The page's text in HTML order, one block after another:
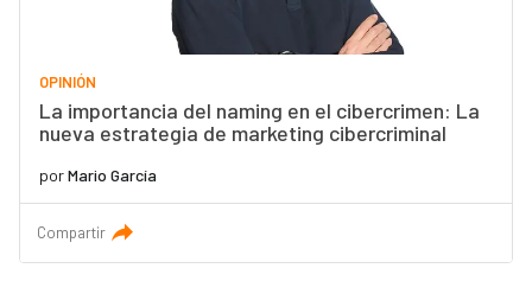
OPINIÓN
La importancia del naming en el cibercrimen: La
nueva estrategia de marketing cibercriminal
porMario García
Compartir